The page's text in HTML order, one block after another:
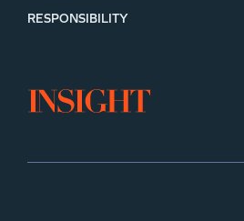
RESPONSIBILITY